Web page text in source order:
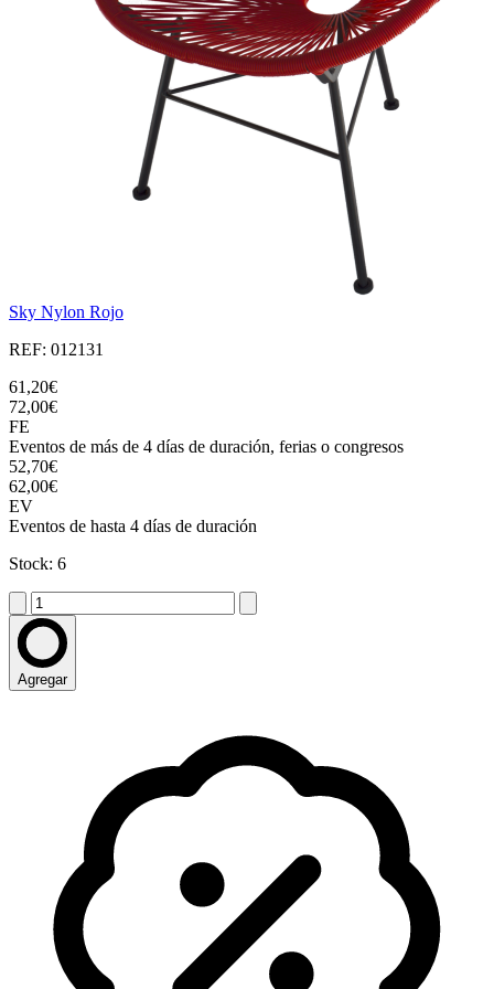
Sky Nylon Rojo
REF: 012131
61,20€
72,00€
FE
Eventos de más de 4 días de duración, ferias o congresos
52,70€
62,00€
EV
Eventos de hasta 4 días de duración
Stock: 6
Agregar